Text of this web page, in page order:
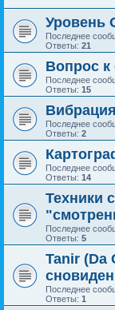
Уровень
Последнее
Ответы: 21
Вопрос
Последнее
Ответы: 15
Последнее
Ответы: 2
Последнее
Ответы: 14
Техники
Последнее
Ответы: 5
Tanir (Da
Последнее
Ответы: 1